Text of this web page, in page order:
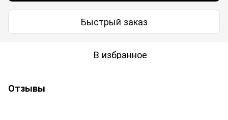
Быстрый заказ
В избранное
Отзывы